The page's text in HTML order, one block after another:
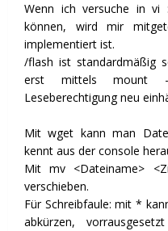
Wenn ich versuche in vi
können, wird mir
implementiert ist.
/flash ist standardmäßig
erst mittels mount
Leseberechtigung neu
Mit wget kann man
kennt aus der console
Mit mv <Dateiname>
verschieben.
Für Schreibfaule: mit *
abkürzen,